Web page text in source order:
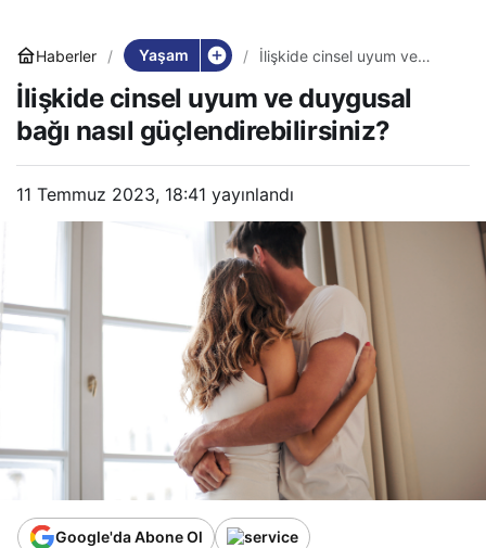
Haberler Yaşam
İlişkide cinsel uyum ve
güçlendirebilirsiniz?
İlişkide cinsel uyum ve duygusal
bağı nasıl güçlendirebilirsiniz?
11 Temmuz 2023, 18:41 yayınlandı
Google'da Abone Ol